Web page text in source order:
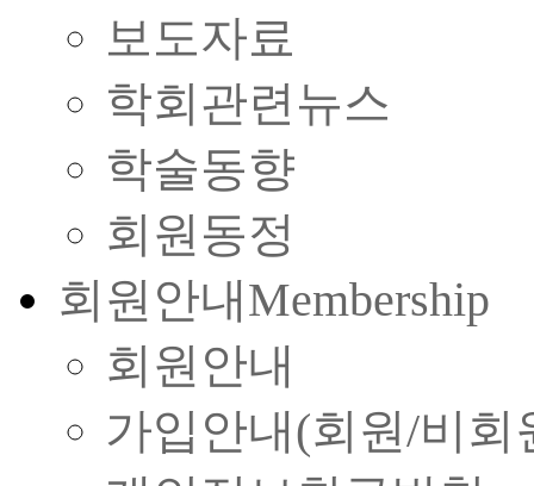
보도자료
학회관련뉴스
학술동향
회원동정
회원안내Membership
회원안내
가입안내(회원/비회